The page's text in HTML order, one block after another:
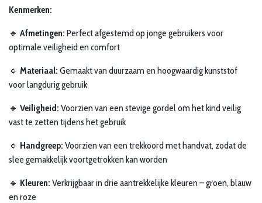
Kenmerken:
🔹 Afmetingen: Perfect afgestemd op jonge gebruikers voor
optimale veiligheid en comfort
🔹 Materiaal: Gemaakt van duurzaam en hoogwaardig kunststof
voor langdurig gebruik
🔹 Veiligheid: Voorzien van een stevige gordel om het kind veilig
vast te zetten tijdens het gebruik
🔹 Handgreep: Voorzien van een trekkoord met handvat, zodat de
slee gemakkelijk voortgetrokken kan worden
🔹 Kleuren: Verkrijgbaar in drie aantrekkelijke kleuren – groen, blauw
en roze